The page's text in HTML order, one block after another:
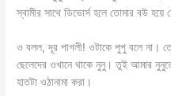
স্বামীর সাথে ডিভোর্স হলে তোমার বউ হয়ে
ও বলল, দূর পাগলী! ওটাকে পুপু বলে না।
ছেলেদের ওখানে থাকে নুনু। তুই আমার
হাতটা ওঠানামা করা।